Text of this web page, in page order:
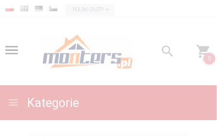
currency_h
POLSKI ZŁOTY
0
Kategorie